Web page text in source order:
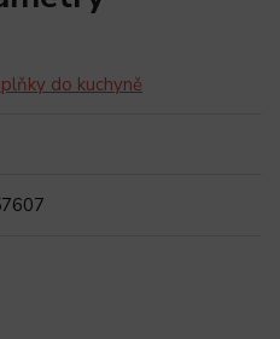
do kuchyně